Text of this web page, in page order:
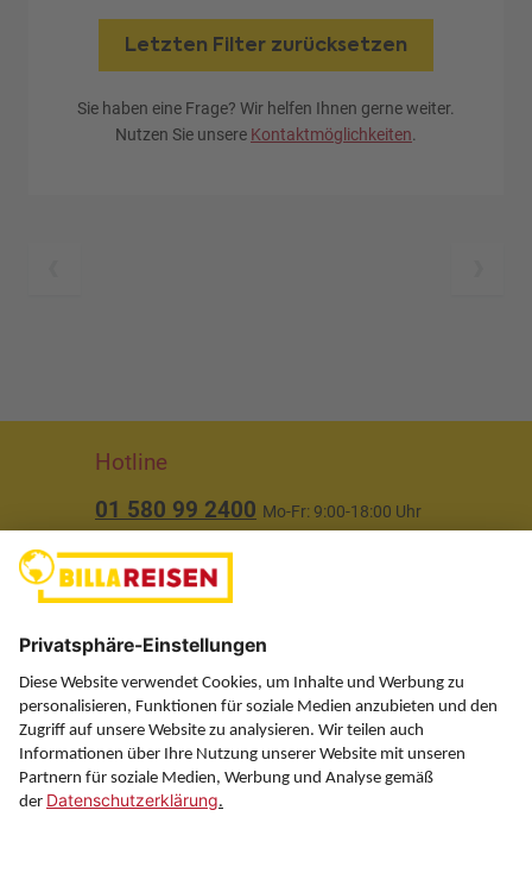
Letzten Filter zurücksetzen
Sie haben eine Frage? Wir helfen Ihnen gerne weiter.
Nutzen Sie unsere Kontaktmöglichkeiten.
Hotline
01 580 99 2400 Mo-Fr: 9:00-18:00 Uhr
Über uns
Service
Information
Folgen Sie uns auf